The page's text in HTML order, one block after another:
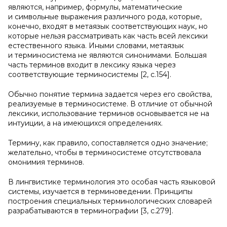
являются, например, формулы, математические
и символьные выражения различного рода, которые,
конечно, входят в метаязык соответствующих наук, но
которые нельзя рассматривать как часть всей лексики
естественного языка. Иными словами, метаязык
и терминосистема не являются синонимами. Большая
часть терминов входит в лексику языка через
соответствующие терминосистемы [2, с.154].
Обычно понятие термина задается через его свойства,
реализуемые в терминосистеме. В отличие от обычной
лексики, использование терминов основывается не на
интуиции, а на имеющихся определениях.
Термину, как правило, сопоставляется одно значение;
желательно, чтобы в терминосистеме отсутствовала
омонимия терминов.
В лингвистике терминология это особая часть языковой
системы, изучается в терминоведении. Принципы
построения специальных терминологических словарей
разрабатываются в терминографии [3, с.279].